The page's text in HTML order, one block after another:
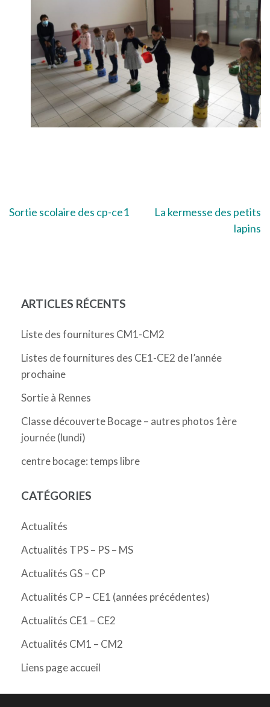
Navigation
Sortie scolaire des cp-ce1
La kermesse des petits
lapins
ARTICLES RÉCENTS
Liste des fournitures CM1-CM2
Listes de fournitures des CE1-CE2 de l’année
prochaine
Sortie à Rennes
Classe découverte Bocage – autres photos 1ère
journée (lundi)
centre bocage: temps libre
CATÉGORIES
Actualités
Actualités TPS – PS – MS
Actualités GS – CP
Actualités CP – CE1 (années précédentes)
Actualités CE1 – CE2
Actualités CM1 – CM2
Liens page accueil